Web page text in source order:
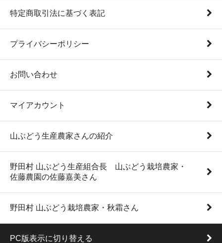
特定商取引法に基づく表記
プライバシーポリシー
お問い合わせ
マイアカウント
山ぶどう生産農家さんの紹介
野田村 山ぶどう生産組合長 山ぶどう栽培農家・
佐藤農園の佐藤嘉美さん
野田村 山ぶどう栽培農家・秋霜さん
PC版表示に切り替える